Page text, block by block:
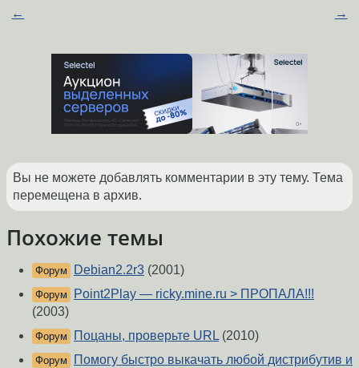
← →
Вы не можете добавлять комментарии в эту тему. Тема
перемещена в архив.
Похожие темы
Форум Debian2.2r3 (2001)
Форум
Point2Play — ricky.mine.ru > ПРОПАЛА!!!
(2003)
Форум Поцаны, проверьте URL (2010)
Форум
Помогу быстро выкачать любой дистрибутив и